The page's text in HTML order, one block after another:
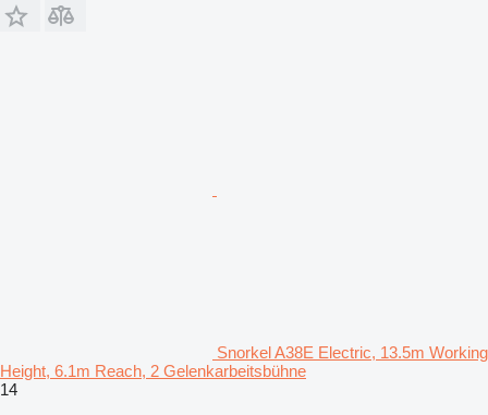
Snorkel A38E Electric, 13.5m Working
Height, 6.1m Reach, 2 Gelenkarbeitsbühne
14